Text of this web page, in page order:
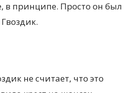
в принципе. Просто он был
не считает, что это